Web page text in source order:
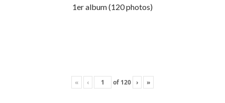
1er album (120 photos)
« ‹ of 120 › »